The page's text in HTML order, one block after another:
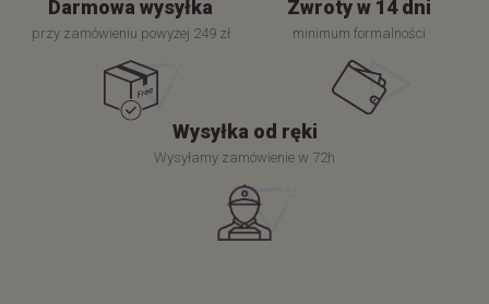
Darmowa wysyłka
przy zamówieniu powyżej 249 zł
Zwroty w 14 dni
minimum formalności
Wysyłka od ręki
Wysyłamy zamówienie w 72h